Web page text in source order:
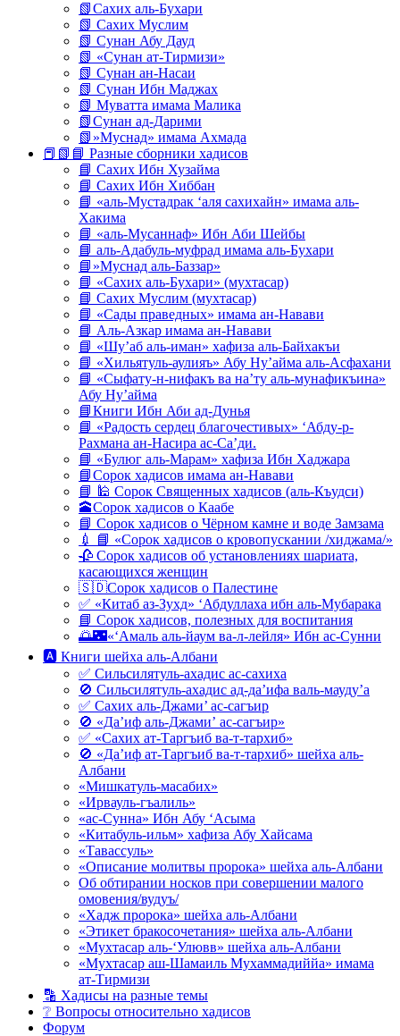
📗Сахих аль-Бухари
📗 Сахих Муслим
📗 Сунан Абу Дауд
📗 «Сунан ат-Тирмизи»
📗 Сунан ан-Насаи
📗 Сунан Ибн Маджах
📗 Муватта имама Малика
📗Сунан ад-Дарими
📗»Муснад» имама Ахмада
📕📗📘 Разные сборники хадисов
📘 Сахих Ибн Хузайма
📘 Сахих Ибн Хиббан
📘 «аль-Мустадрак ‘аля сахихайн» имама аль-
Хакима
📘 «аль-Мусаннаф» Ибн Аби Шейбы
📘 аль-Адабуль-муфрад имама аль-Бухари
📘»Муснад аль-Баззар»
📘 «Сахих аль-Бухари» (мухтасар)
📘 Сахих Муслим (мухтасар)
📘 «Сады праведных» имама ан-Навави
📘 Аль-Азкар имама ан-Навави
📘 «Шу’аб аль-иман» хафиза аль-Байхакъи
📘 «Хильятуль-аулияъ» Абу Ну’айма аль-Асфахани
📘 «Сыфату-н-нифакъ ва на’ту аль-мунафикъина»
Абу Ну’айма
📘Книги Ибн Аби ад-Дунья
📘 «Радость сердец благочестивых» ‘Абду-р-
Рахмана ан-Насира ас-Са’ди.
📘 «Булюг аль-Марам» хафиза Ибн Хаджара
📘Сорок хадисов имама ан-Навави
📘 🕌 Сорок Священных хадисов (аль-Къудси)
🕋Сорок хадисов о Каабе
📘 Сорок хадисов о Чёрном камне и воде Замзама
💉 📘 «Сорок хадисов о кровопускании /хиджама/»
🥀 Сорок хадисов об установлениях шариата,
касающихся женщин
🇸🇩Сорок хадисов о Палестине
✅ «Китаб аз-Зухд» ‘Абдуллаха ибн аль-Мубарака
📘 Сорок хадисов, полезных для воспитания
🌅🌃«‘Амаль аль-йаум ва-л-лейля» Ибн ас-Сунни
🅰 Книги шейха аль-Албани
✅ Сильсилятуль-ахадис ас-сахиха
🚫 Сильсилятуль-ахадис ад-да’ифа валь-мауду’а
✅ Сахих аль-Джами’ ас-сагъир
🚫 «Да’иф аль-Джами’ ас-сагъир»
✅ «Сахих ат-Таргъиб ва-т-тархиб»
🚫 «Да’иф ат-Таргъиб ва-т-тархиб» шейха аль-
Албани
«Мишкатуль-масабих»
«Ирвауль-гъалиль»
«ас-Сунна» Ибн Абу ‘Асыма
«Китабуль-ильм» хафиза Абу Хайсама
«Тавассуль»
«Описание молитвы пророка» шейха аль-Албани
Об обтирании носков при совершении малого
омовения/вудуъ/
«Хадж пророка» шейха аль-Албани
«Этикет бракосочетания» шейха аль-Албани
«Мухтасар аль-‘Улювв» шейха аль-Албани
«Мухтасар аш-Шамаиль Мухаммадиййа» имама
ат-Тирмизи
🔡 Хадисы на разные темы
❔ Вопросы относительно хадисов
Форум